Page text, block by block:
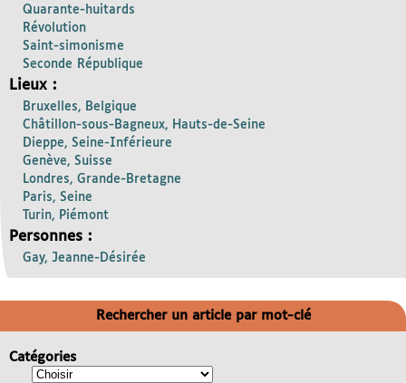
Quarante-huitards
Révolution
Saint-simonisme
Seconde République
Lieux :
Bruxelles, Belgique
Châtillon-sous-Bagneux, Hauts-de-Seine
Dieppe, Seine-Inférieure
Genève, Suisse
Londres, Grande-Bretagne
Paris, Seine
Turin, Piémont
Personnes :
Gay, Jeanne-Désirée
Rechercher un article par mot-clé
Catégories